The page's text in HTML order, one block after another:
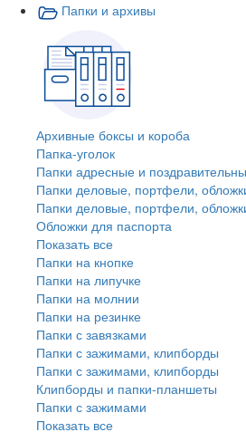
Папки и архивы
Архивные боксы и короба
Папка-уголок
Папки адресные и
Папки деловые, портфели,
Папки деловые, портфели,
Обложки для паспорта
Показать все
Папки на кнопке
Папки на липучке
Папки на молнии
Папки на резинке
Папки с завязками
Папки с зажимами, клипборды
Папки с зажимами, клипборды
Клипборды и папки-планшеты
Папки с зажимами
Показать все